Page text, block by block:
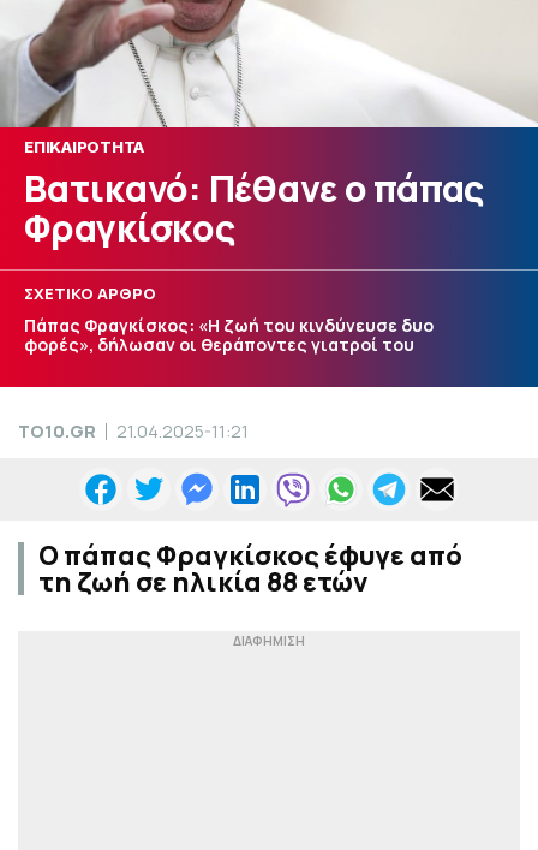
ΕΠΙΚΑΙΡΟΤΗΤΑ
Βατικανό: Πέθανε ο πάπας
Φραγκίσκος
ΣΧΕΤΙΚΟ ΑΡΘΡΟ
Πάπας Φραγκίσκος: «Η ζωή του κινδύνευσε δυο
φορές», δήλωσαν οι θεράποντες γιατροί του
TO10.GR 21.04.2025-11:21
Ο πάπας Φραγκίσκος έφυγε από
τη ζωή σε ηλικία 88 ετών